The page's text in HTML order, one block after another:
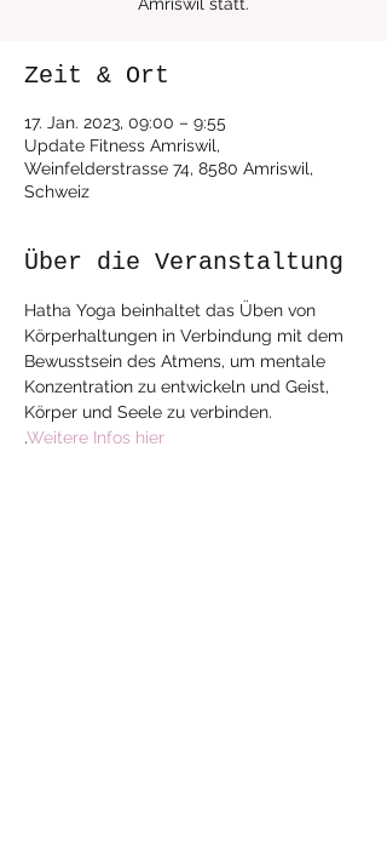
Zeit & Ort
17. Jan. 2023, 09:00 – 9:55
Update Fitness Amriswil,
Weinfelderstrasse 74, 8580 Amriswil,
Schweiz
Über die Veranstaltung
Hatha Yoga beinhaltet das Üben von
Körperhaltungen in Verbindung mit dem
Bewusstsein des Atmens, um mentale
Konzentration zu entwickeln und Geist,
Körper und Seele zu verbinden.
.Weitere Infos hier